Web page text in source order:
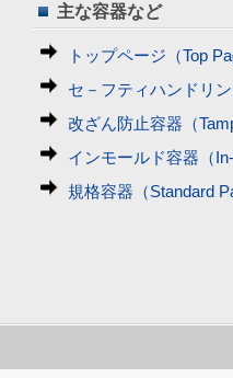
主な容器など
トップページ（Top
セ－フティハンドリ
改ざん防止容器（
インモールド容器（
規格容器（Standard